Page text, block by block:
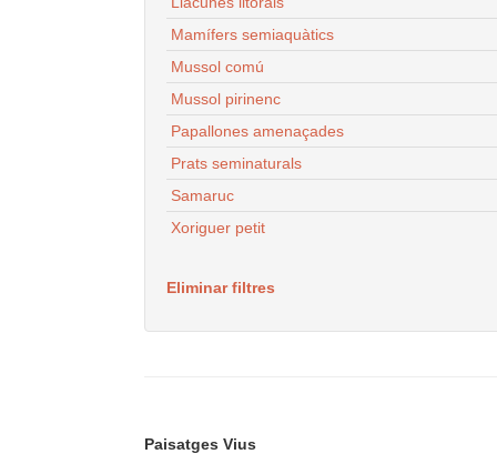
Mamífers semiaquàtics
Mussol comú
Mussol pirinenc
Papallones amenaçades
Prats seminaturals
Samaruc
Xoriguer petit
Eliminar filtres
Paisatges Vius